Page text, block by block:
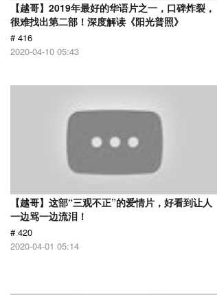
【越哥】2019年最好的华语片之一，口碑炸裂，
很难找出第二部！深度解读《阳光普照》
# 416
2020-04-10 05:43
【越哥】这部“三观不正”的爱情片，好看到让人
一边骂一边流泪！
# 420
2020-04-01 05:14